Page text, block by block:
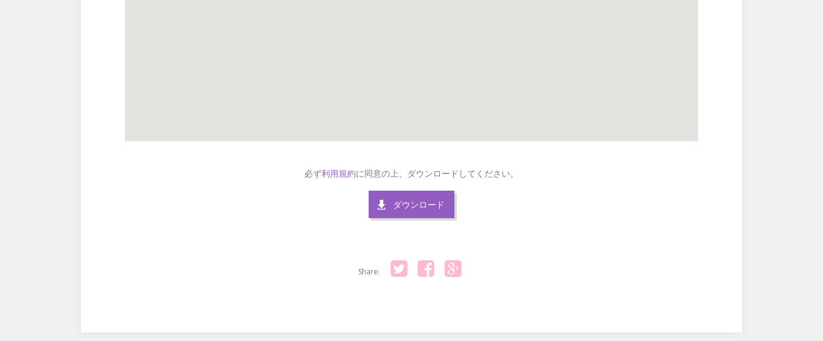
必ず利用規約に同意の上、ダウンロードしてください。
ダウンロード
Share: